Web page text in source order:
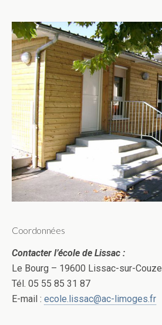
Coordonnées
Contacter l’école de Lissac :
Le Bourg – 19600 Lissac-sur-Couze
Tél. 05 55 85 31 87
E-mail : ecole.lissac@ac-limoges.fr